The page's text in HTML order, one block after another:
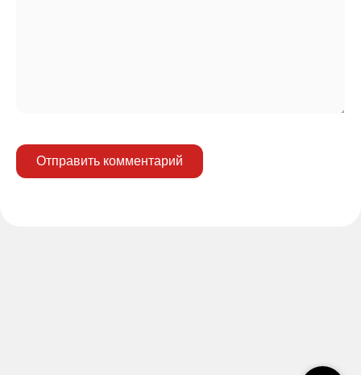
Отправить комментарий